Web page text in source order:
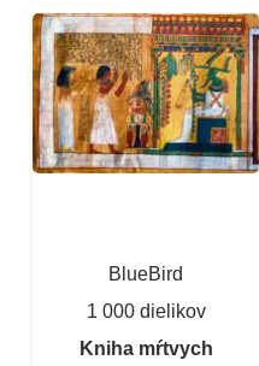
BlueBird
1 000 dielikov
Kniha mŕtvych